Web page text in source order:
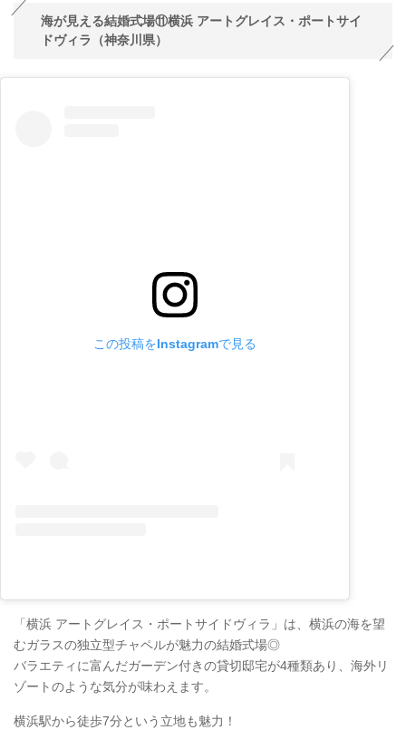
海が見える結婚式場⑪横浜 アートグレイス・ポートサイ
ドヴィラ（神奈川県）
この投稿をInstagramで見る
「横浜 アートグレイス・ポートサイドヴィラ」は、横浜の海を望
むガラスの独立型チャペルが魅力の結婚式場◎
バラエティに富んだガーデン付きの貸切邸宅が4種類あり、海外リ
ゾートのような気分が味わえます。
横浜駅から徒歩7分という立地も魅力！